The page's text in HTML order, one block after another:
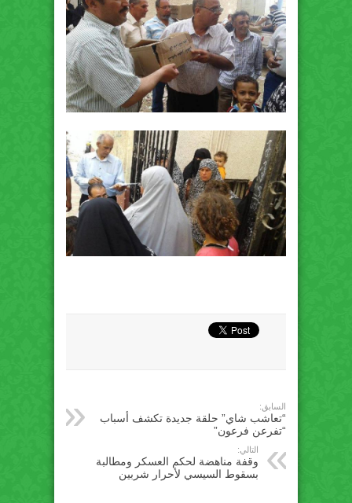
السابق:
“تعاشب شاي” حلقة جديدة تكشف أسباب
“تفرعن فرعون”
التالي:
وقفة مناهضة لحكم العسكر ومطالبة
بسقوط السيسي لأحرار شربين